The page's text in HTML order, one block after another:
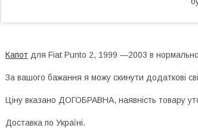
Капот для Fiat Punto 2, 1999 —2003 в
За вашого бажання я можу скинути додаткові
Ціну вказано ДОГОБРАВНА, наявність товару
Доставка по Україні.